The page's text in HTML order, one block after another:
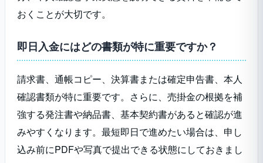
おくことが大切です。
即日入金にはどの書類が特に重要ですか？
請求書、通帳コピー、決算書または確定申告書、本人
確認書類が特に重要です。さらに、売掛金の根拠を補
強する発注書や納品書、基本契約書があると確認が進
みやすくなります。最短即日で進めたい場合は、申し
込み前にPDFや写真で提出できる状態にしておきまし